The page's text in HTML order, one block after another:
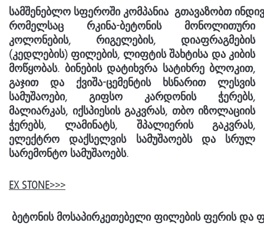
სამშენებლო სფეროში კომპანია გთავაზობთ
რომელსაც რკინა-ბეტონის მონოლითური
კოლონების, რიგელების, დიაფრაგმების
(კედლების) ფილების, ლიფტის შახტისა და კიბის
მოწყობას. ბინების დატიხვრა სატიხრე ბლოკით,
გაჯით და ქვიშა-ცემენტის ხსნარით ლესვის
სამუშაოები, გიფსო კარდონის ჭერებს,
მალიარკას, იქსპიესის გაკვრას, თბო იზოლაციის
ჭერებს, ლამინატს, შპალიერის გაკვრას,
ელექტრო დაქსელვის სამუშაოებს და სრულ
სარემონტო სამუშაოებს.
EX STONE>>>
ბეტონის მოსაპირკეთებელი ფილების ფერის და